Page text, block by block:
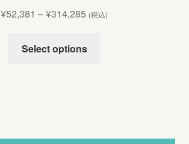
¥52,381 –¥314,285 (税込)
Select options